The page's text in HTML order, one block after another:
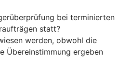
bei terminierten
statt?
werden, obwohl die
Übereinstimmung ergeben